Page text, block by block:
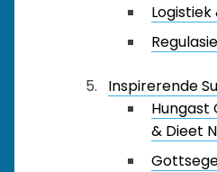
Inspirerende
Hungast
& Dieet